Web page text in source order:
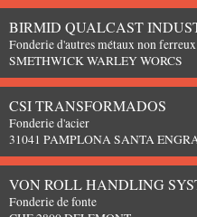
BIRMID QUALCAST
Fonderie d'autres métaux non ferreux
SMETHWICK WARLEY WORCS
CSI TRANSFORMADOS
Fonderie d'acier
31041 PAMPLONA SANTA
VON ROLL HANDLING
Fonderie de fonte